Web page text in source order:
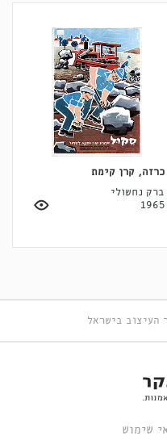
כרזה, קרן קימת
ברק נחשולי
1965
העיצוב בישראל
שימוש